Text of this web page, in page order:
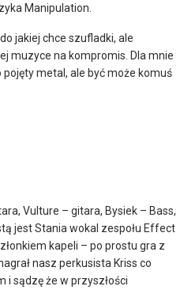
Manipulation.
jakiej chce szufladki, ale
muzyce na kompromis. Dla mnie
metal, ale być może komuś
Vulture – gitara, Bysiek – Bass,
jest Stania wokal zespołu Effect
kapeli – po prostu gra z
nasz perkusista Kriss co
i sądzę że w przyszłości